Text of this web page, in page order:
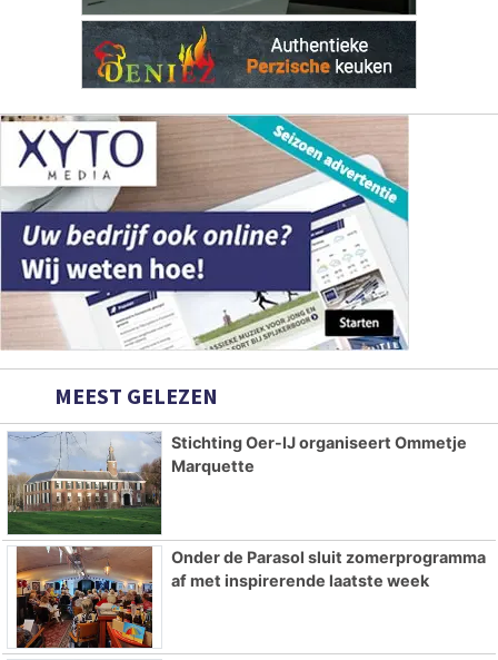
MEEST GELEZEN
Stichting Oer-IJ organiseert Ommetje
Marquette
Onder de Parasol sluit zomerprogramma
af met inspirerende laatste week